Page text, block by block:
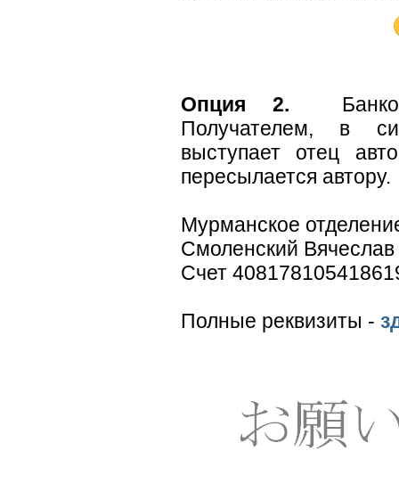
Опция 2.
Получателем, в
выступает отец
пересылается автору.
Мурманское
Смоленский
Счет
Полные реквизиты -